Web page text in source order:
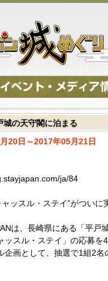
城の天守閣に泊まる
20日～2017年05月21日
ja/84
ャッスル・ステイ”がつい
は、長崎県にある「平戸
ッスル・ステイ」の応募
企画として、抽選で1組2名